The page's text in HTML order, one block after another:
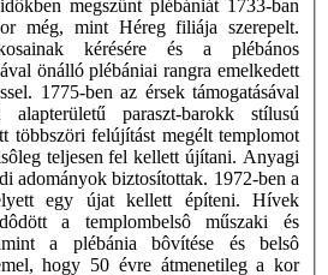
megszűnt plébániát 1733-ban
még, mint Héreg filiája szerepelt.
kérésére és a plébános
önálló plébániai rangra emelkedett
1775-ben az érsek támogatásával
paraszt-barokk stílusú
többszöri felújítást megélt templomot
teljesen fel kellett újítani. Anyagi
adományok biztosítottak. 1972-ben a
egy újat kellett építeni. Hívek
a templombelsô műszaki és
a plébánia bôvítése és belsô
hogy 50 évre átmenetileg a kor